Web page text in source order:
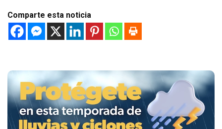
Comparte esta noticia